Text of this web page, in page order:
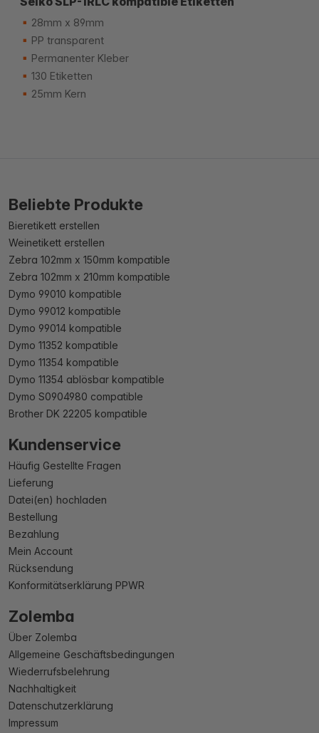
28mm x 89mm
PP transparent
Permanenter Kleber
130 Etiketten
25mm Kern
Beliebte Produkte
Bieretikett erstellen
Weinetikett erstellen
Zebra 102mm x 150mm kompatible
Zebra 102mm x 210mm kompatible
Dymo 99010 kompatible
Dymo 99012 kompatible
Dymo 99014 kompatible
Dymo 11352 kompatible
Dymo 11354 kompatible
Dymo 11354 ablösbar kompatible
Dymo S0904980 compatible
Brother DK 22205 kompatible
Kundenservice
Häufig Gestellte Fragen
Lieferung
Datei(en) hochladen
Bestellung
Bezahlung
Mein Account
Rücksendung
Konformitätserklärung PPWR
Zolemba
Über Zolemba
Allgemeine Geschäftsbedingungen
Wiederrufsbelehrung
Nachhaltigkeit
Datenschutzerklärung
Impressum